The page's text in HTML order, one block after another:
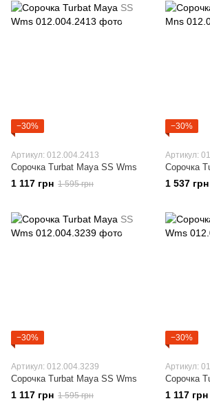
−30%
Артикул: 012.004.2413
Сорочка Turbat Maya SS Wms
1 117 грн 1 595 грн
−30%
Артикул:
Сорочка
1 537 грн
−30%
Артикул: 012.004.3239
Сорочка Turbat Maya SS Wms
1 117 грн 1 595 грн
−30%
Артикул:
Сорочка
1 117 грн